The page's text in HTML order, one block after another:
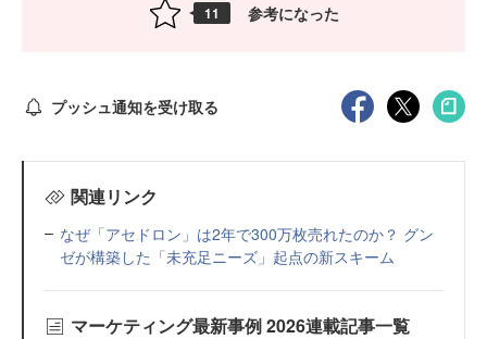
11 参考になった
プッシュ通知を受け取る
関連リンク
なぜ「アセドロン」は2年で300万枚売れたのか？ グン
ゼが構築した「未充足ニーズ」起点の新スキーム
マーケティング最新事例 2026連載記事一覧